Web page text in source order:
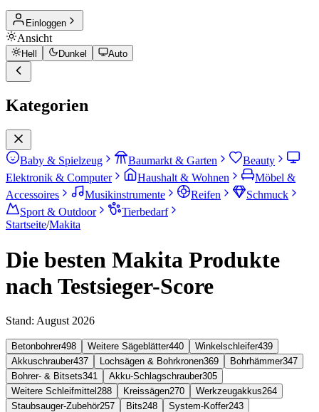
Einloggen
Ansicht
Hell Dunkel Auto
Kategorien
Baby & Spielzeug Baumarkt & Garten
Beauty
Elektronik & Computer
Haushalt & Wohnen
Möbel &
Accessoires
Musikinstrumente Reifen
Schmuck
Sport & Outdoor
Tierbedarf
Startseite/Makita
Die besten Makita Produkte
nach Testsieger-Score
Stand: August 2026
Betonbohrer498 Weitere Sägeblätter440 Winkelschleifer439
Akkuschrauber437 Lochsägen & Bohrkronen369 Bohrhämmer347
Bohrer- & Bitsets341 Akku-Schlagschrauber305
Weitere Schleifmittel 288 Kreissägen270 Werkzeugakkus264
Staubsauger-Zubehör257 Bits248 System-Koffer243